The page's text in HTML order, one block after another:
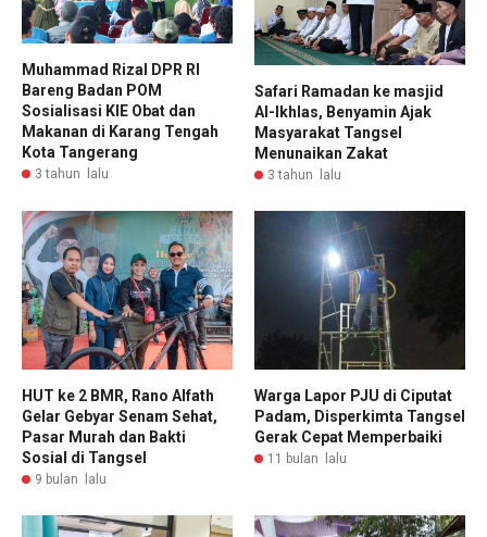
Muhammad Rizal DPR RI
Bareng Badan POM
Sosialisasi KIE Obat dan
Makanan di Karang Tengah
Kota Tangerang
3 tahun lalu
Safari Ramadan ke masjid
Al-Ikhlas, Benyamin Ajak
Masyarakat Tangsel
Menunaikan Zakat
3 tahun lalu
HUT ke 2 BMR, Rano Alfath
Gelar Gebyar Senam Sehat,
Pasar Murah dan Bakti
Sosial di Tangsel
9 bulan lalu
Warga Lapor PJU di Ciputat
Padam, Disperkimta Tangsel
Gerak Cepat Memperbaiki
11 bulan lalu